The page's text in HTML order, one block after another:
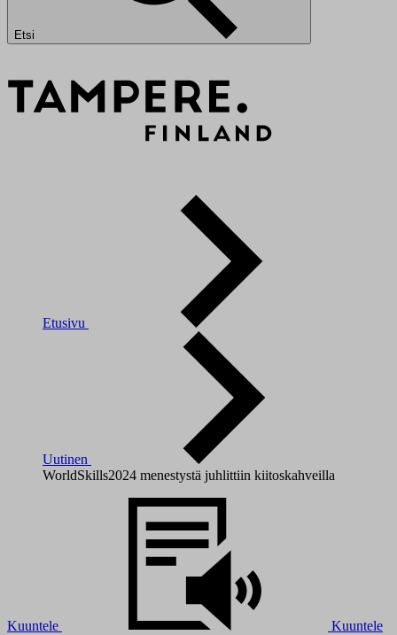
Etsi
Etusivu
Uutinen
WorldSkills2024 menestystä juhlittiin kiitoskahveilla
Kuuntele Kuuntele